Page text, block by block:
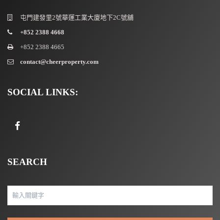
屯門建發里2號華運工業大廈地下2C號舖
+852 2388 4668
+852 2388 4665
contact@cheerproperty.com
SOCIAL LINKS:
SEARCH